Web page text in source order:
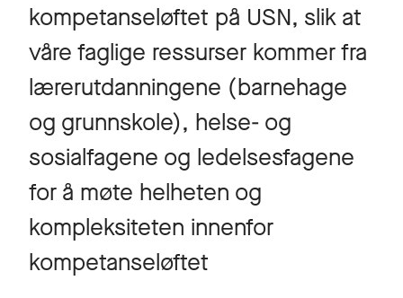
kompetanseløftet på USN, slik at
våre faglige ressurser kommer fra
lærerutdanningene (barnehage
og grunnskole), helse- og
sosialfagene og ledelsesfagene
for å møte helheten og
kompleksiteten innenfor
kompetanseløftet